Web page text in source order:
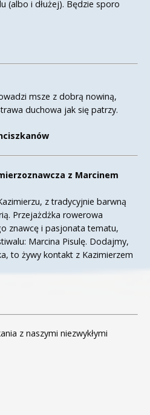
(albo i dłużej). Będzie sporo
msze z dobrą nowiną,
duchowa jak się patrzy.
z Marcinem
z tradycyjnie barwną
Przejażdżka rowerowa
znawcę i pasjonata tematu,
Marcina Pisulę. Dodajmy,
to żywy kontakt z Kazimierzem
z naszymi niezwykłymi